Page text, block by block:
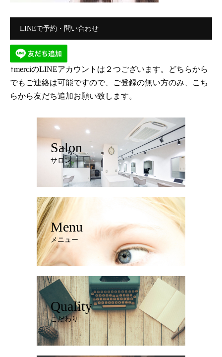
LINEで予約・問い合わせ
↑merciのLINEアカウントは２つございます。どちらから
でもご連絡は可能ですので、ご登録の無い方のみ、こち
らから友だち追加お願い致します。
Salon
サロン
Menu
メニュー
Quality
こだわり